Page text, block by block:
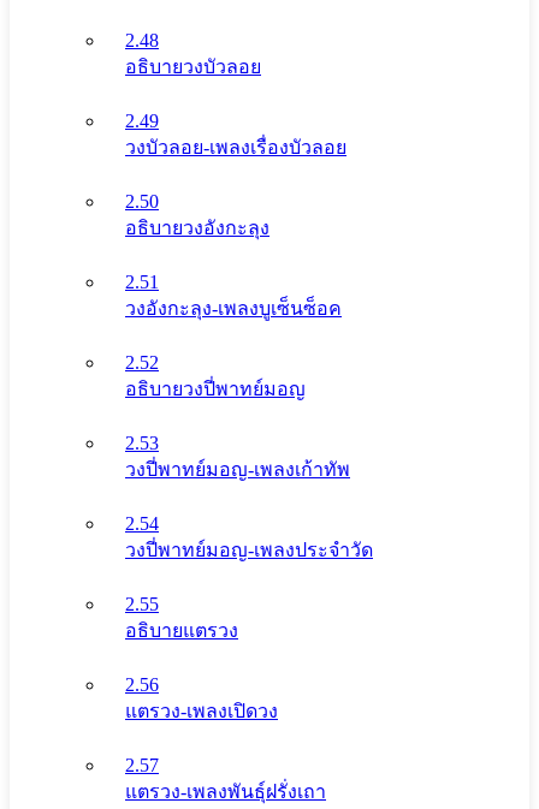
2.48
อธิบายวงบัวลอย
2.49
วงบัวลอย-เพลงเรื่องบัวลอย
2.50
อธิบายวงอังกะลุง
2.51
วงอังกะลุง-เพลงบูเซ็นซ็อค
2.52
อธิบายวงปี่พาทย์มอญ
2.53
วงปี่พาทย์มอญ-เพลงเก้าทัพ
2.54
วงปี่พาทย์มอญ-เพลงประจำวัด
2.55
อธิบายแตรวง
2.56
แตรวง-เพลงเปิดวง
2.57
แตรวง-เพลงพันธุ์ฝรั่งเถา